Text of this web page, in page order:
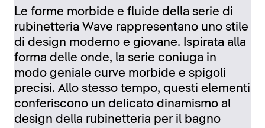
Le forme morbide e fluide della serie di
rubinetteria Wave rappresentano uno stile
di design moderno e giovane. Ispirata alla
forma delle onde, la serie coniuga in
modo geniale curve morbide e spigoli
precisi. Allo stesso tempo, questi elementi
conferiscono un delicato dinamismo al
design della rubinetteria per il bagno